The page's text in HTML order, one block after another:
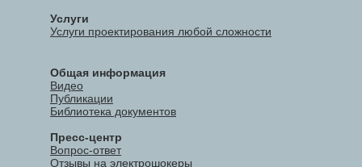
Услуги
Услуги проектирования любой сложности
Общая информация
Видео
Публикации
Библиотека документов
Пресс-центр
Вопрос-ответ
Отзывы на электрошокеры